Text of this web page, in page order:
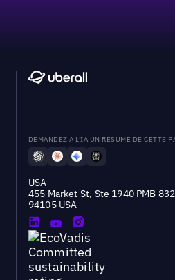
DEMANDEZ À L'IA UN RÉSUMÉ DE CETTE
USA
455 Market St, Ste 1940 PMB
94105 USA